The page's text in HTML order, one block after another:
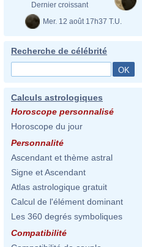
Dernier croissant
Mer. 12 août 17h37 T.U.
Recherche de célébrité
Calculs astrologiques
Horoscope personnalisé
Horoscope du jour
Personnalité
Ascendant et thème astral
Signe et Ascendant
Atlas astrologique gratuit
Calcul de l'élément dominant
Les 360 degrés symboliques
Compatibilité